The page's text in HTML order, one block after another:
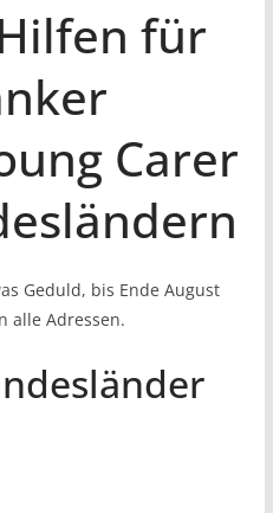
für
Carer
Geduld, bis Ende August
alle Adressen.